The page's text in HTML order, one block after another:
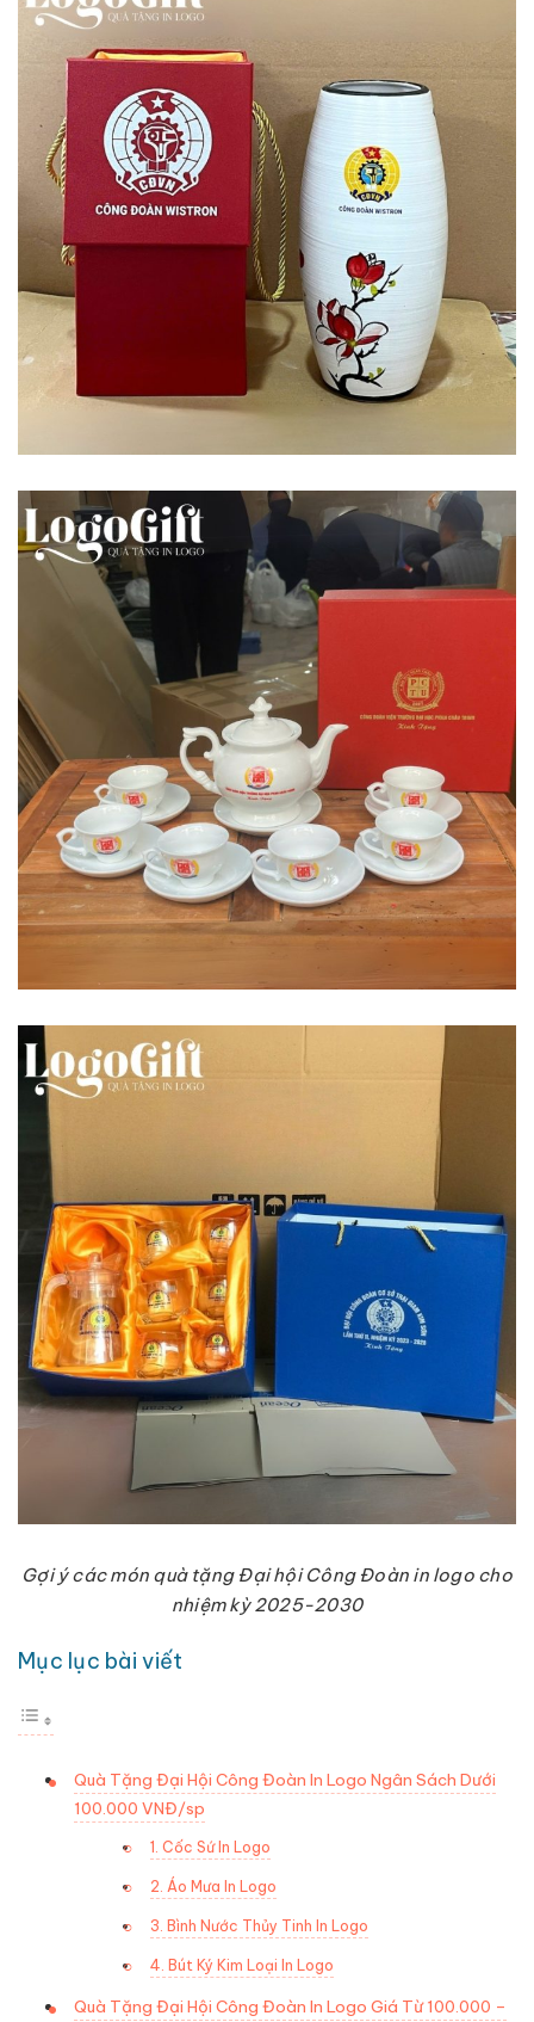
Gợi ý các món quà tặng Đại hội Công Đoàn in logo cho
nhiệm kỳ 2025-2030
Mục lục bài viết
Quà Tặng Đại Hội Công Đoàn In Logo Ngân Sách Dưới
100.000 VNĐ/sp
1. Cốc Sứ In Logo
2. Áo Mưa In Logo
3. Bình Nước Thủy Tinh In Logo
4. Bút Ký Kim Loại In Logo
Quà Tặng Đại Hội Công Đoàn In Logo Giá Từ 100.000 –